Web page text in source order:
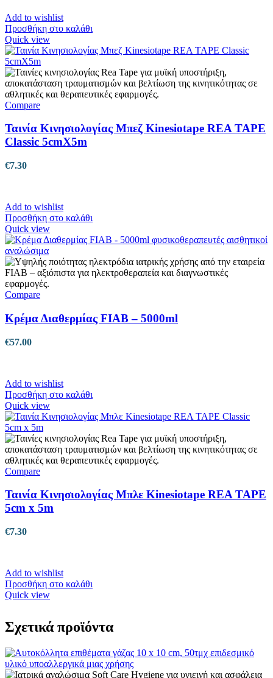
Add to wishlist
Προσθήκη στο καλάθι
Quick view
Compare
Ταινία Κινησιολογίας Μπεζ Kinesiotape REA TAPE
Classic 5cmX5m
€7.30
Add to wishlist
Προσθήκη στο καλάθι
Quick view
Compare
Κρέμα Διαθερμίας FIAB – 5000ml
€57.00
Add to wishlist
Προσθήκη στο καλάθι
Quick view
Compare
Ταινία Κινησιολογίας Μπλε Kinesiotape REA TAPE
5cm x 5m
€7.30
Add to wishlist
Προσθήκη στο καλάθι
Quick view
Σχετικά προϊόντα